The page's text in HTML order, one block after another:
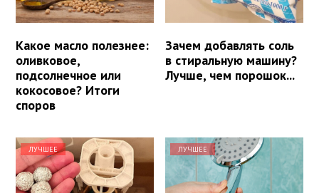
Какое масло полезнее:
оливковое,
подсолнечное или
кокосовое? Итоги
споров
Зачем добавлять соль
в стиральную машину?
Лучше, чем порошок...
ЛУЧШЕЕ ЛУЧШЕЕ